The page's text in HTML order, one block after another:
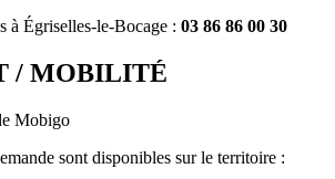
à Égriselles-le-Bocage : 03 86 86 00 30
/ MOBILITÉ
Mobigo
sont disponibles sur le territoire :